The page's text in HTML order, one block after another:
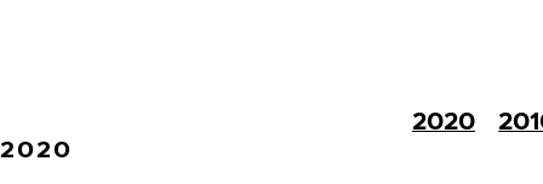
2020
2020